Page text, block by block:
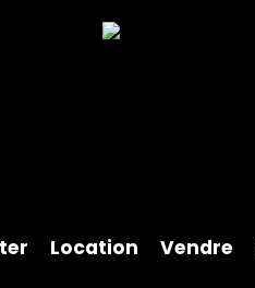
Location Vendre